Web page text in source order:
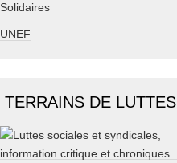
Solidaires
UNEF
TERRAINS DE LUTTES